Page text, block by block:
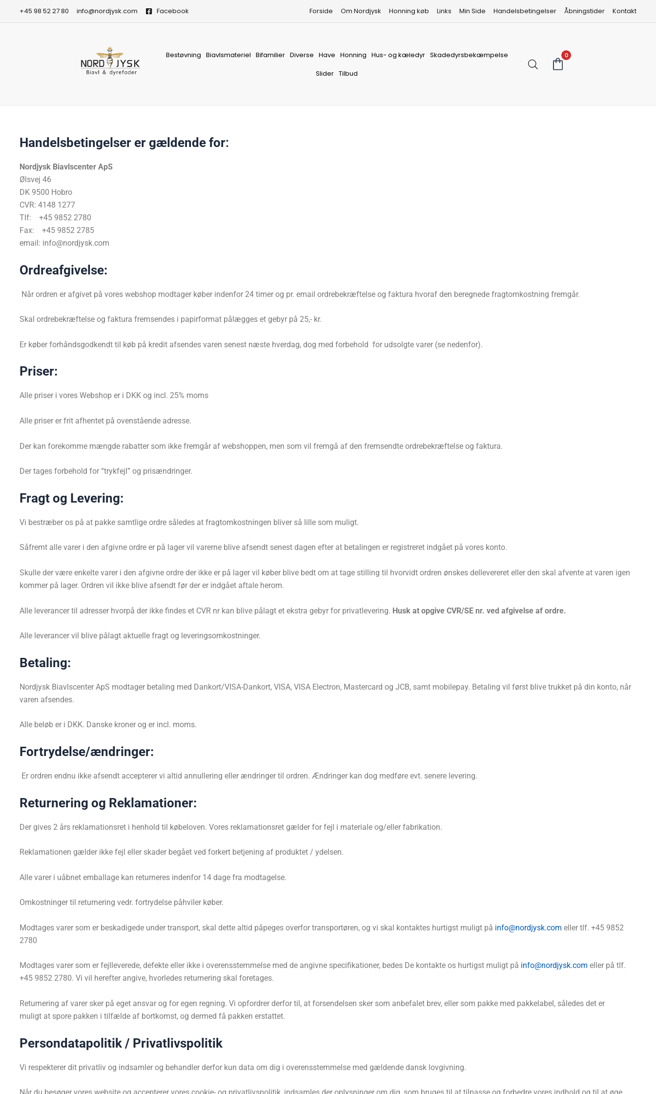
+45 98 52 27 80 info@nordjysk.com Facebook Forside Om Nordjysk Honning køb Links Min Side Handelsbetingelser Åbningstider Kontakt
Bestøvning Biavlsmateriel Bifamilier Diverse Have Honning Hus- og kæledyr Skadedyrsbekæmpelse
Slider Tilbud
0
Handelsbetingelser er gældende for:
Nordjysk Biavlscenter ApS
Ølsvej 46
DK 9500 Hobro
CVR: 4148 1277
Tlf: +45 9852 2780
Fax: +45 9852 2785
email: info@nordjysk.com
Ordreafgivelse:
Når ordren er afgivet på vores webshop modtager køber indenfor 24 timer og pr. email ordrebekræftelse og faktura hvoraf den beregnede fragtomkostning fremgår.
Skal ordrebekræftelse og faktura fremsendes i papirformat pålægges et gebyr på 25,- kr.
Er køber forhåndsgodkendt til køb på kredit afsendes varen senest næste hverdag, dog med forbehold for udsolgte varer (se nedenfor).
Priser:
Alle priser i vores Webshop er i DKK og incl. 25% moms
Alle priser er frit afhentet på ovenstående adresse.
Der kan forekomme mængde rabatter som ikke fremgår af webshoppen, men som vil fremgå af den fremsendte ordrebekræftelse og faktura.
Der tages forbehold for “trykfejl” og prisændringer.
Fragt og Levering:
Vi bestræber os på at pakke samtlige ordre således at fragtomkostningen bliver så lille som muligt.
Såfremt alle varer i den afgivne ordre er på lager vil varerne blive afsendt senest dagen efter at betalingen er registreret indgået på vores konto.
Skulle der være enkelte varer i den afgivne ordre der ikke er på lager vil køber blive bedt om at tage stilling til hvorvidt ordren ønskes dellevereret eller den skal afvente at varen igen
kommer på lager. Ordren vil ikke blive afsendt før der er indgået aftale herom.
Alle leverancer til adresser hvorpå der ikke findes et CVR nr kan blive pålagt et ekstra gebyr for privatlevering. Husk at opgive CVR/SE nr. ved afgivelse af ordre.
Alle leverancer vil blive pålagt aktuelle fragt og leveringsomkostninger.
Betaling:
Nordjysk Biavlscenter ApS modtager betaling med Dankort/VISA-Dankort, VISA, VISA Electron, Mastercard og JCB, samt mobilepay. Betaling vil først blive trukket på din konto, når
varen afsendes.
Alle beløb er i DKK. Danske kroner og er incl. moms.
Fortrydelse/ændringer:
Er ordren endnu ikke afsendt accepterer vi altid annullering eller ændringer til ordren. Ændringer kan dog medføre evt. senere levering.
Returnering og Reklamationer:
Der gives 2 års reklamationsret i henhold til købeloven. Vores reklamationsret gælder for fejl i materiale og/eller fabrikation.
Reklamationen gælder ikke fejl eller skader begået ved forkert betjening af produktet / ydelsen.
Alle varer i uåbnet emballage kan returneres indenfor 14 dage fra modtagelse.
Omkostninger til returnering vedr. fortrydelse påhviler køber.
Modtages varer som er beskadigede under transport, skal dette altid påpeges overfor transportøren, og vi skal kontaktes hurtigst muligt på info@nordjysk.com eller tlf. +45 9852
2780
Modtages varer som er fejlleverede, defekte eller ikke i overensstemmelse med de angivne specifikationer, bedes De kontakte os hurtigst muligt på info@nordjysk.com eller på tlf.
+45 9852 2780. Vi vil herefter angive, hvorledes returnering skal foretages.
Returnering af varer sker på eget ansvar og for egen regning. Vi opfordrer derfor til, at forsendelsen sker som anbefalet brev, eller som pakke med pakkelabel, således det er
muligt at spore pakken i tilfælde af bortkomst, og dermed få pakken erstattet.
Persondatapolitik / Privatlivspolitik
Vi respekterer dit privatliv og indsamler og behandler derfor kun data om dig i overensstemmelse med gældende dansk lovgivning.